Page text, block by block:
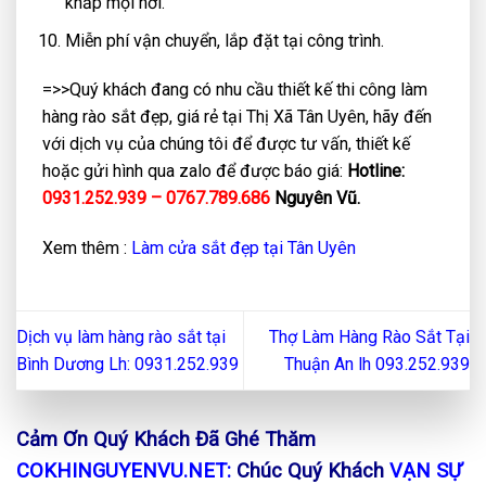
Miễn phí vận chuyển, lắp đặt tại công trình.
=>>Quý khách đang có nhu cầu thiết kế thi công làm
hàng rào sắt đẹp, giá rẻ tại Thị Xã Tân Uyên, hãy đến
với dịch vụ của chúng tôi để được tư vấn, thiết kế
hoặc gửi hình qua zalo để được báo giá: Hotline:
0931.252.939 – 0767.789.686 Nguyên Vũ.
Xem thêm : Làm cửa sắt đẹp tại Tân Uyên
Dịch vụ làm hàng rào sắt tại
Bình Dương Lh: 0931.252.939
Thợ Làm Hàng Rào Sắt Tại
Thuận An lh 093.252.939
Cảm Ơn Quý Khách Đã Ghé Thăm
COKHINGUYENVU.NET: Chúc Quý Khách VẠN SỰ